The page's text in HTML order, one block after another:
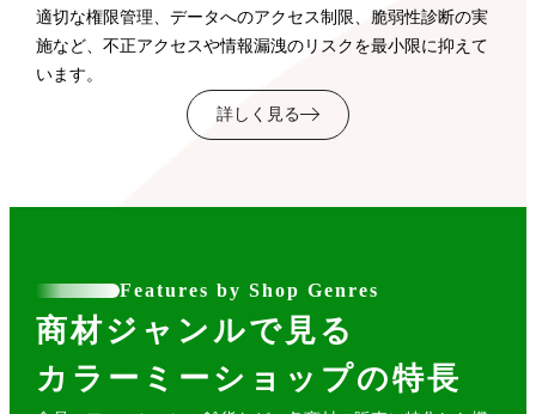
適切な権限管理、データへのアクセス制限、脆弱性診断の実
施など、不正アクセスや情報漏洩のリスクを最小限に抑えて
います。
詳しく見る
Features by Shop Genres
商材ジャンルで見る
カラーミーショップの特長